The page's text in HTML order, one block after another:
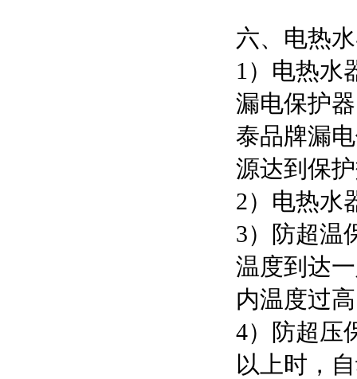
六、电热
1）电热水
漏电保护
泰品牌漏
源达到保
2）电热水
3）防超温
温度到达
内温度过
4）防超压
以上时，